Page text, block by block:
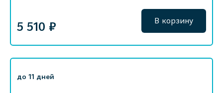
5 510 ₽ В корзину
до 11 дней